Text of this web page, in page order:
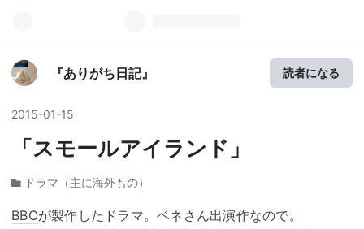
『ありがち日記』 読者になる
2015-01-15
「スモールアイランド」
ドラマ（主に海外もの）
BBCが製作したドラマ。ベネさん出演作なので。